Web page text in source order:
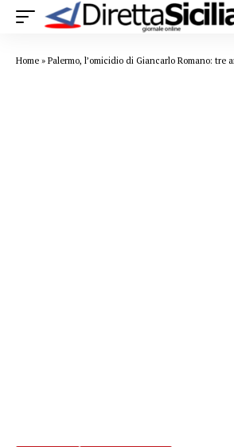
Home » Palermo, l’omicidio di Giancarlo Romano: tre